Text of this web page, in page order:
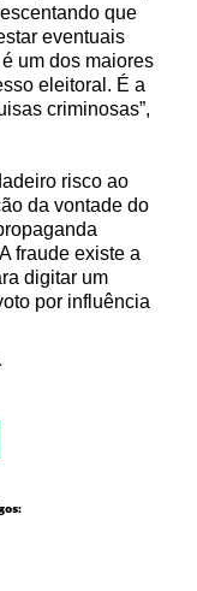
que
eventuais
um dos maiores
eleitoral. É a
criminosas”,
risco ao
da vontade do
fraude existe a
digitar um
por influência